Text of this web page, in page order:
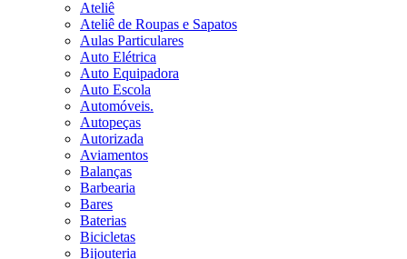
Ateliê
Ateliê de Roupas e Sapatos
Aulas Particulares
Auto Elétrica
Auto Equipadora
Auto Escola
Automóveis.
Autopeças
Autorizada
Aviamentos
Balanças
Barbearia
Bares
Baterias
Bicicletas
Bijouteria